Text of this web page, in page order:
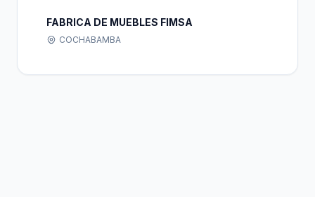
FABRICA DE MUEBLES FIMSA
COCHABAMBA